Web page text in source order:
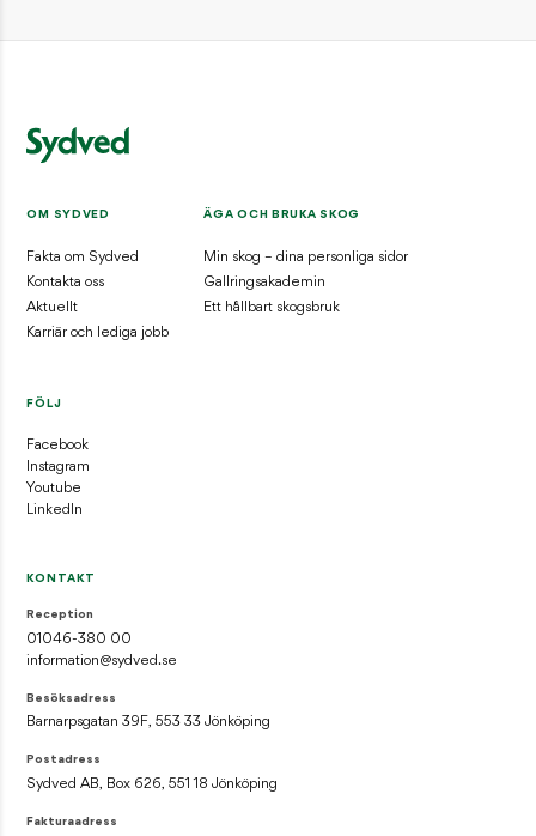
OM SYDVED
Fakta om Sydved
Kontakta oss
Aktuellt
Karriär och lediga jobb
ÄGA OCH BRUKA SKOG
Min skog – dina personliga sidor
Gallringsakademin
Ett hållbart skogsbruk
FÖLJ
Facebook
Instagram
Youtube
LinkedIn
KONTAKT
Reception
01046-380 00
information@sydved.se
Besöksadress
Barnarpsgatan 39F, 553 33 Jönköping
Postadress
Sydved AB, Box 626, 551 18 Jönköping
Fakturaadress